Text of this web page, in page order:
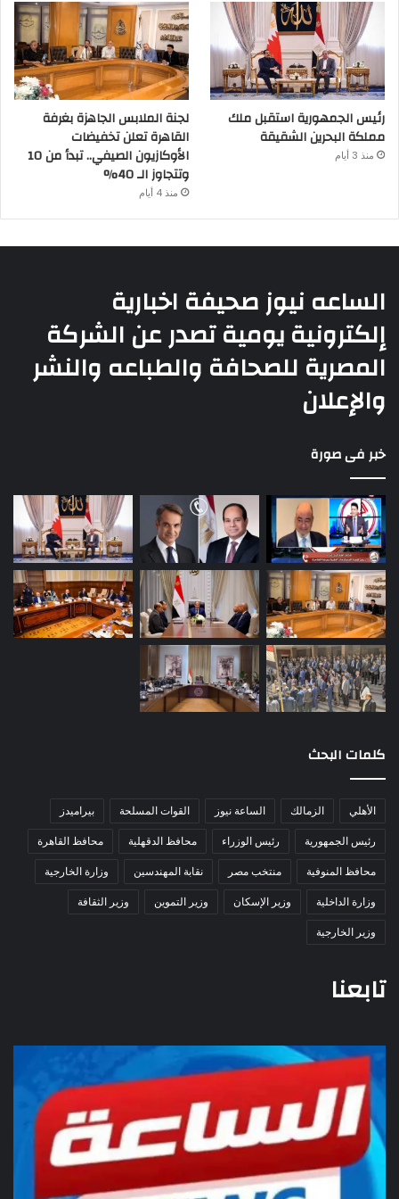
رئيس الجمهورية استقبل ملك
مملكة البحرين الشقيقة
منذ 3 أيام
لجنة الملابس الجاهزة بغرفة
القاهرة تعلن تخفيضات
الأوكازيون الصيفي.. تبدأ من 10
وتتجاوز الـ 40%
منذ 4 أيام
الساعه نيوز صحيفة اخبارية
إلكترونية يومية تصدر عن الشركة
المصرية للصحافة والطباعه والنشر
والإعلان
خبر فى صورة
كلمات البحث
الأهلي الزمالك الساعة نيوز القوات المسلحة
بيراميدز
رئيس الجمهورية
رئيس الوزراء محافظ الدقهلية
محافظ القاهرة
محافظ المنوفية
منتخب مصر نقابة المهندسين
وزارة الخارجية
وزارة الداخلية
وزير الإسكان وزير التموين
وزير الثقافة
وزير الخارجية
تابعنا